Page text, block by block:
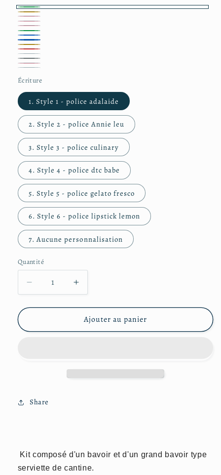
1.
Vert
pomme
2.Orange
3.
Rose
fuchsia
4.Rose
pâle
5.
Rose
6.
Vert
7.
Bleu
8.
Bleu-
9.
Orange
clair
10.
Rouge
11.
12.
Gris
13.
Rose
irisé
14.
Écriture
1. Style 1 - police adalaide
2. Style 2 - police Annie leu
3. Style 3 - police culinary
4. Style 4 - police dtc babe
5. Style 5 - police gelato fresco
6. Style 6 - police lipstick lemon
7. Aucune personnalisation
Quantité
Réduire
la
quantité
Kit
Augmenter
la
quantité
de
Kit
Ajouter au panier
Share
Kit composé d'un bavoir et d'un grand bavoir type
serviette de cantine.